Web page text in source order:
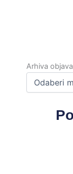
Arhiva objava